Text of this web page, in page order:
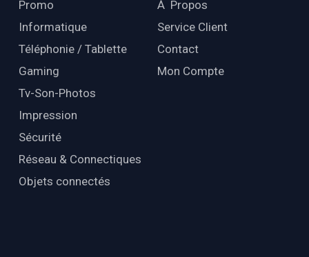
Promo
Informatique
Téléphonie / Tablette
Gaming
Tv-Son-Photos
Impression
Sécurité
Réseau & Connectiques
Objets connectés
À Propos
Service Client
Contact
Mon Compte